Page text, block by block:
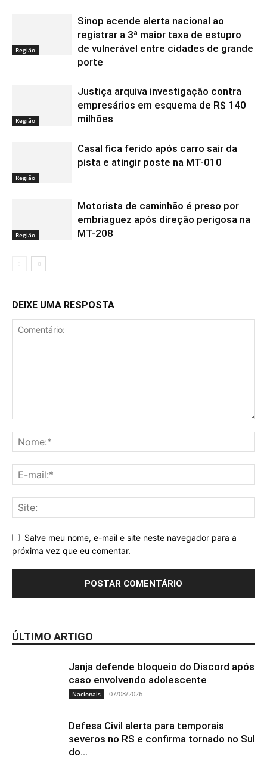
Região
Sinop acende alerta nacional ao
registrar a 3ª maior taxa de estupro
de vulnerável entre cidades de grande
porte
Região
Justiça arquiva investigação contra
empresários em esquema de R$ 140
milhões
Região
Casal fica ferido após carro sair da
pista e atingir poste na MT-010
Região
Motorista de caminhão é preso por
embriaguez após direção perigosa na
MT-208
DEIXE UMA RESPOSTA
Salve meu nome, e-mail e site neste navegador para a
próxima vez que eu comentar.
ÚLTIMO ARTIGO
Janja defende bloqueio do Discord após
caso envolvendo adolescente
Nacionais 07/08/2026
Defesa Civil alerta para temporais
severos no RS e confirma tornado no Sul
do...